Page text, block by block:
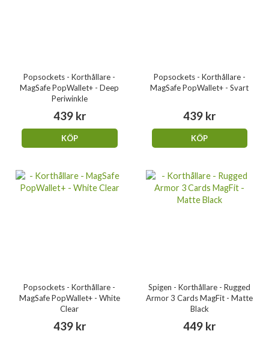
Popsockets - Korthållare -
MagSafe PopWallet+ - Deep
Periwinkle
439 kr
KÖP
Popsockets - Korthållare -
MagSafe PopWallet+ - Svart
439 kr
KÖP
Popsockets - Korthållare -
MagSafe PopWallet+ - White
Clear
439 kr
Spigen - Korthållare - Rugged
Armor 3 Cards MagFit - Matte
Black
449 kr